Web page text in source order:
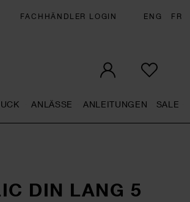
FACHHÄNDLER LOGIN ENG FR
ANLÄSSE ANLEITUNGEN SALE
DIN LANG 5